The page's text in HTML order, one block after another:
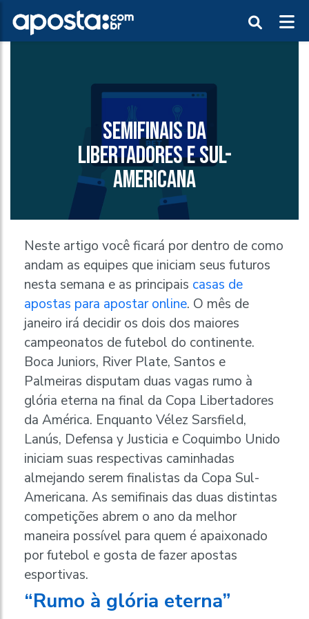
SEMIFINAIS DA
LIBERTADORES E SUL-
AMERICANA
Neste artigo você ficará por dentro de como
andam as equipes que iniciam seus futuros
nesta semana e as principais casas de
apostas para apostar online. O mês de
janeiro irá decidir os dois dos maiores
campeonatos de futebol do continente.
Boca Juniors, River Plate, Santos e
Palmeiras disputam duas vagas rumo à
glória eterna na final da Copa Libertadores
da América. Enquanto Vélez Sarsfield,
Lanús, Defensa y Justicia e Coquimbo Unido
iniciam suas respectivas caminhadas
almejando serem finalistas da Copa Sul-
Americana. As semifinais das duas distintas
competições abrem o ano da melhor
maneira possível para quem é apaixonado
por futebol e gosta de fazer apostas
esportivas.
“Rumo à glória eterna”